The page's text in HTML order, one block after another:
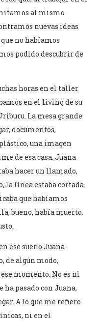
al mismo
nuevas ideas
no habíamos
podido descubrir de
horas en el taller
en el living de su
La mesa grande
documentos,
una imagen
de esa casa. Juana
hacer un llamado,
la línea estaba cortada.
que habíamos
bueno, había muerto.
ese sueño Juana
de algún modo,
momento. No es ni
ha pasado con Juana,
A lo que me refiero
ni en el